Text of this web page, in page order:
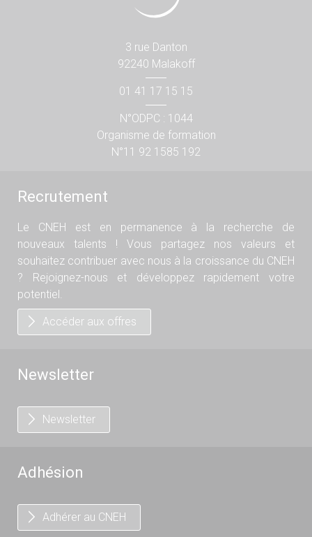
3 rue Danton
92240 Malakoff
01 41 17 15 15
N°ODPC : 1044
Organisme de formation
N°11 92 1585 192
Recrutement
Le CNEH est en permanence à la recherche de
nouveaux talents ! Vous partagez nos valeurs et
souhaitez contribuer avec nous à la croissance du CNEH
? Rejoignez-nous et développez rapidement votre
potentiel.
Accéder aux offres
Newsletter
Newsletter
Adhésion
Adhérer au CNEH